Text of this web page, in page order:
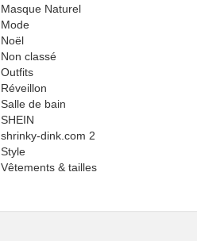
Masque Naturel
Mode
Noël
Non classé
Outfits
Réveillon
Salle de bain
SHEIN
shrinky-dink.com 2
Style
Vêtements & tailles